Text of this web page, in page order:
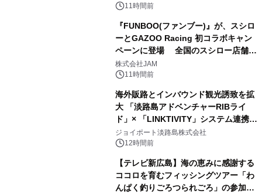
11時間前
『FUNBOO(ファンブー)』が、スシロ
ーとGAZOO Racing 初コラボキャン
ペーンに登場 全国のスシロー店舗で
GR 4車種の FUNBOO(ミニカー)付き
メニューが展開されます
株式会社JAM
11時間前
海外販路とインバウンド観光誘致を拡
大 「淡路島アドベンチャーRIBライ
ド」× 「LINKTIVITY」システム連携を
開始！
ジョイポート淡路島株式会社
12時間前
【テレビ新広島】海の恵みに感謝する
ココロを育むフィッシングツアー「わ
んぱく釣りごろつられごろ」の参加小